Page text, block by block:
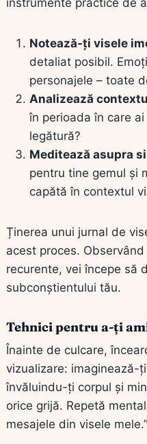
Notează-ți visele
detaliat posibil.
personajele – toate
Analizează
în perioada în care
legătură?
Meditează asupra
pentru tine gemul și
capătă în contextul
Ținerea unui jurnal de
acest proces.
recurente, vei începe să
subconștientului tău.
Tehnici pentru a-ți
Înainte de culcare,
vizualizare: imaginează-
învăluindu-ți corpul și
orice grijă. Repetă
mesajele din visele mele.”